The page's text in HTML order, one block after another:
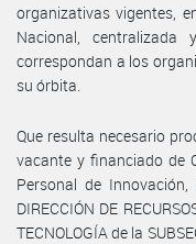
organizativas vigentes,
Nacional, centralizada
correspondan a los
su órbita.
Que resulta necesario
vacante y financiado de
Personal de
DIRECCIÓN DE
TECNOLOGÍA de la